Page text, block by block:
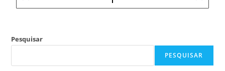
Pesquisar
PESQUISAR